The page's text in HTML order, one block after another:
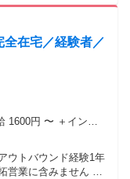
だけ！ ▼夕飯支度ま
との調整シフト ▼子
宅で通勤時間もシッ
スタ
募くださいね☆彡
ニューロ光 ・Wi-Fi
全在宅／経験者／
〜 ＋インセ
に在籍4年以上の方
実施させていただい
ウトバウンド経験1年